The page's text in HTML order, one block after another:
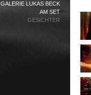
GALERIE LUKAS BECK
AM SET
GESICHTER